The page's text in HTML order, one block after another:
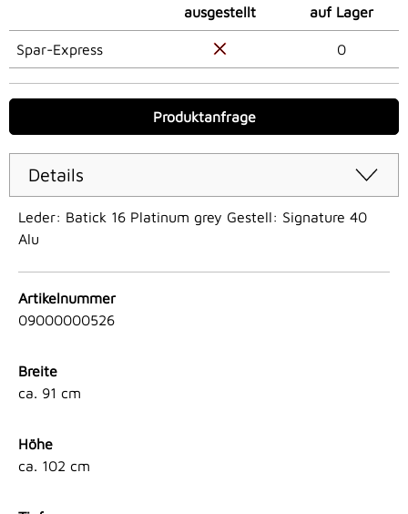
ausgestellt
auf Lager
Spar-Express 0
Produktanfrage
Details
Leder: Batick 16 Platinum grey Gestell: Signature 40
Alu
Artikelnummer
09000000526
Breite
ca. 91 cm
Höhe
ca. 102 cm